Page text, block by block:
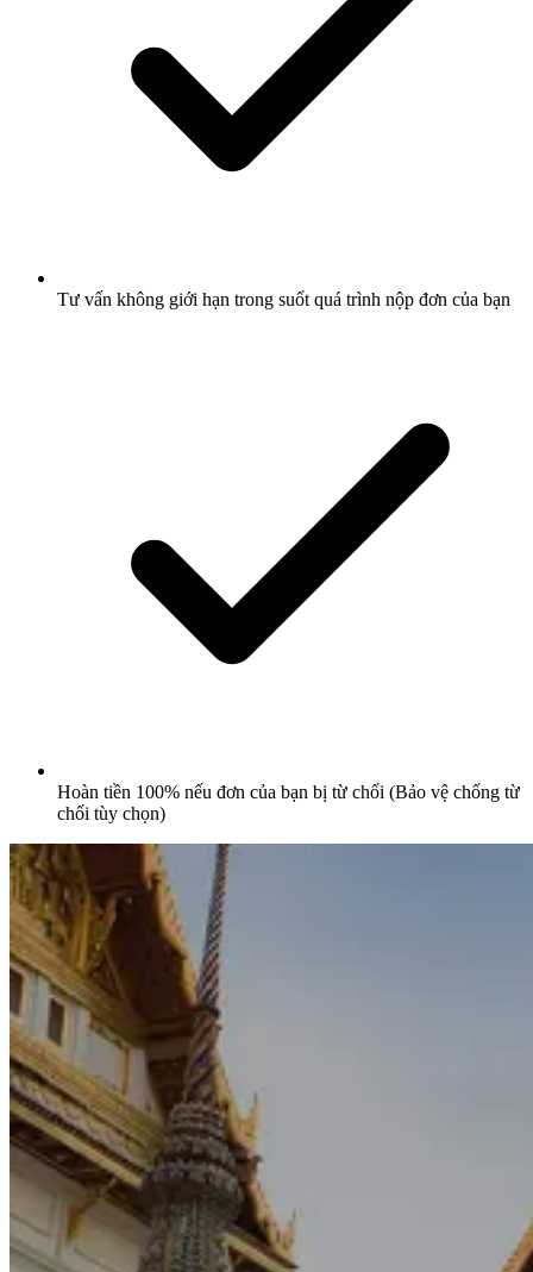
Tư vấn không giới hạn trong suốt quá trình nộp đơn của bạn
Hoàn tiền 100% nếu đơn của bạn bị từ chối (Bảo vệ chống từ
chối tùy chọn)